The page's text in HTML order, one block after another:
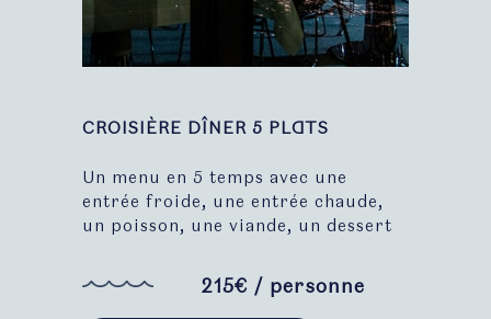
CROISIÈRE DÎNER 5 PLATS
Un menu en 5 temps avec une
entrée froide, une entrée chaude,
un poisson, une viande, un dessert
215€ / personne